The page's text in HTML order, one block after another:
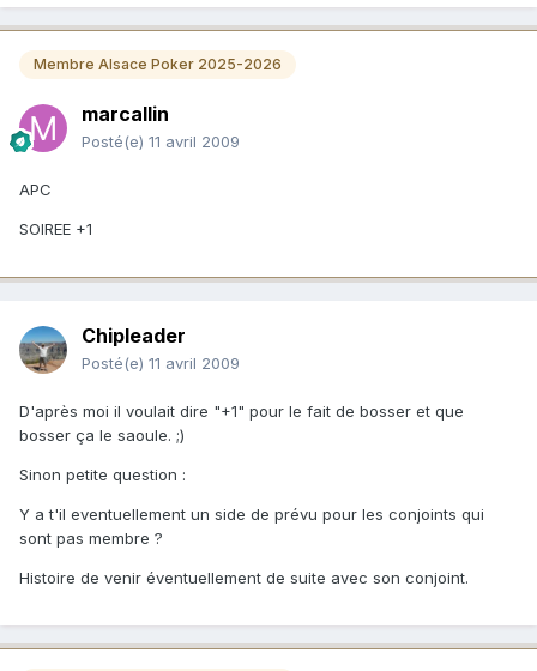
Membre Alsace Poker 2025-2026
marcallin
Posté(e) 11 avril 2009
APC
SOIREE +1
Chipleader
Posté(e) 11 avril 2009
D'après moi il voulait dire "+1" pour le fait de bosser et que
bosser ça le saoule. ;)
Sinon petite question :
Y a t'il eventuellement un side de prévu pour les conjoints qui
sont pas membre ?
Histoire de venir éventuellement de suite avec son conjoint.